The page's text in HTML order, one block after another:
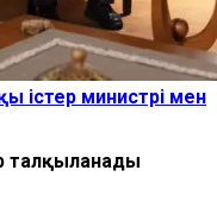
істер министрі мен
талқыланады